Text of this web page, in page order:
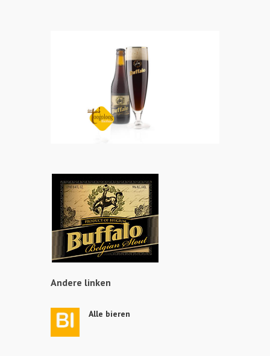
Andere linken
Alle bieren